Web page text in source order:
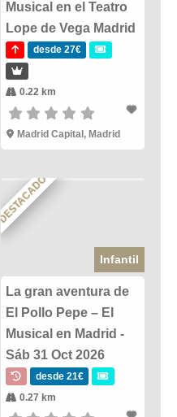
Musical en el Teatro
Lope de Vega Madrid
desde 27€
0.22 km
Madrid Capital, Madrid
DESTACADO
Infantil
La gran aventura de
El Pollo Pepe – El
Musical en Madrid -
Sáb 31 Oct 2026
desde 21€
0.27 km